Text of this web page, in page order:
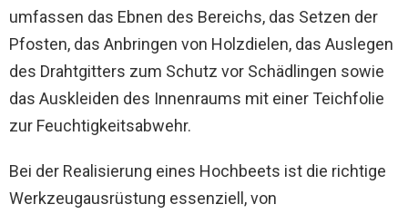
umfassen das Ebnen des Bereichs, das Setzen der
Pfosten, das Anbringen von Holzdielen, das Auslegen
des Drahtgitters zum Schutz vor Schädlingen sowie
das Auskleiden des Innenraums mit einer Teichfolie
zur Feuchtigkeitsabwehr.
Bei der Realisierung eines Hochbeets ist die richtige
Werkzeugausrüstung essenziell, von